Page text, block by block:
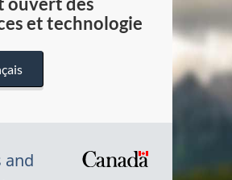
et technologie
and